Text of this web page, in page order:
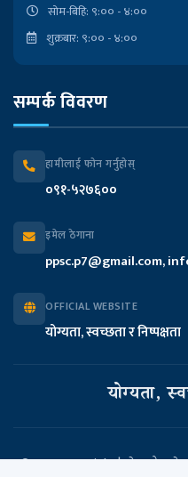
भौतिक
सोम-बिहि: ९:०० - ४:००
शुक्रबार: ९:०० - ४:००
सम्पर्क विवरण
हामीलाई फोन गर्नुहोस्
०९१-५२७६००
इमेल ठेगाना
ppsc.p7@gmail.com,
OFFICIAL WEBSITE
योग्यता, स्वच्छता र निष्पक्षता
योग्यता,
© 2026 Copyright | प्रदेश लोक